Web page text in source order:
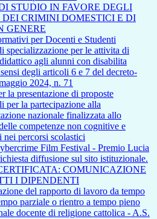
STUDIO IN FAVORE DEGLI
DEI CRIMINI DOMESTICI E DI
GENERE
per Docenti e Studenti
specializzazione per le attivita di
agli alunni con disabilita
degli articoli 6 e 7 del decreto-
2024, n. 71
la presentazione di proposte
per la partecipazione alla
nazionale finalizzata allo
competenze non cognitive e
nei percorsi scolastici
Film Festival - Premio Lucia
diffusione sul sito istituzionale.
COMUNICAZIONE
I DIPENDENTI
del rapporto di lavoro da tempo
parziale o rientro a tempo pieno
docente di religione cattolica - A.S.